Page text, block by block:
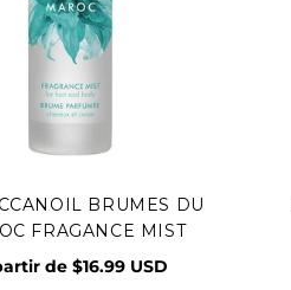
Vista rápidaBRUMES DU
FRAGANCE MIST
de $16.99 USD